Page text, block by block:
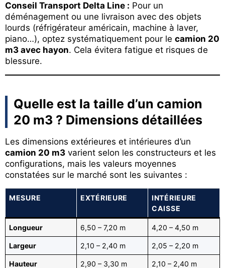
Conseil Transport Delta Line : Pour un
déménagement ou une livraison avec des objets
lourds (réfrigérateur américain, machine à laver,
piano…), optez systématiquement pour le camion 20
m3 avec hayon. Cela évitera fatigue et risques de
blessure.
Quelle est la taille d’un camion
20 m3 ? Dimensions détaillées
Les dimensions extérieures et intérieures d’un
camion 20 m3 varient selon les constructeurs et les
configurations, mais les valeurs moyennes
constatées sur le marché sont les suivantes :
MESURE EXTÉRIEURE
INTÉRIEURE
CAISSE
Longueur 6,50 – 7,20 m 4,20 – 4,50 m
Largeur 2,10 – 2,40 m 2,05 – 2,20 m
Hauteur 2,90 – 3,30 m 2,10 – 2,40 m